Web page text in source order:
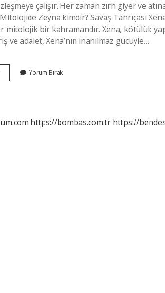
çalışır. Her zaman zırh giyer ve
Zeyna kimdir? Savaş Tanrıçası
mitolojik bir kahramandır. Xena, kötülük
ve adalet, Xena’nın inanılmaz gücüyle…
Yorum Bırak
https://bombas.com.tr https://